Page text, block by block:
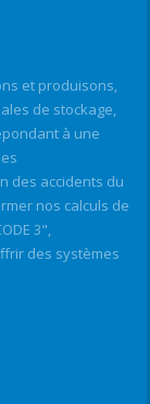
et produisons,
de stockage,
à une
des accidents du
nos calculs de
3",
des systèmes